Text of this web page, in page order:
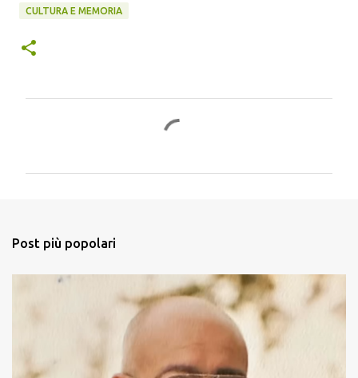
CULTURA E MEMORIA
Post più popolari